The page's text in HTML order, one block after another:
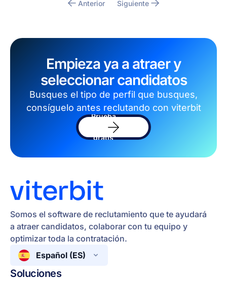
Anterior Siguiente
Empieza ya a atraer y
seleccionar candidatos
Busques el tipo de perfil que busques,
consíguelo antes reclutando con viterbit
Prueba
software
gratis
Somos el software de reclutamiento que te ayudará
a atraer candidatos, colaborar con tu equipo y
optimizar toda la contratación.
Español (ES)
Soluciones